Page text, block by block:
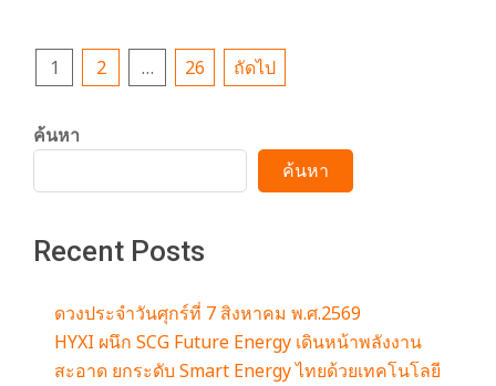
Posts
1 2 … 26 ถัดไป
ค้นหา
ค้นหา
Recent Posts
ดวงประจำวันศุกร์ที่ 7 สิงหาคม พ.ศ.2569
HYXI ผนึก SCG Future Energy เดินหน้าพลังงาน
สะอาด ยกระดับ Smart Energy ไทยด้วยเทคโนโลยี